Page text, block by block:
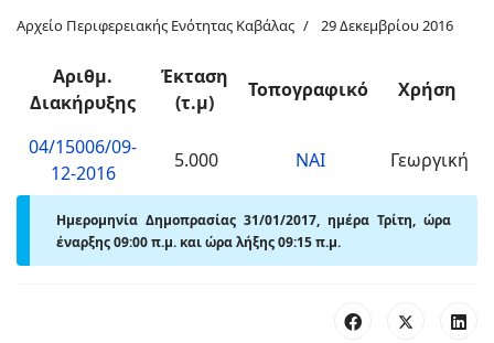
Αρχείο Περιφερειακής Ενότητας Καβάλας 29 Δεκεμβρίου 2016
Αριθμ.
Διακήρυξης
Έκταση
(τ.μ)
Τοπογραφικό Χρήση
04/15006/09-
12-2016
5.000 ΝΑΙ Γεωργική
Ημερομηνία Δημοπρασίας 31/01/2017, ημέρα Τρίτη, ώρα
έναρξης 09:00 π.μ. και ώρα λήξης 09:15 π.μ.